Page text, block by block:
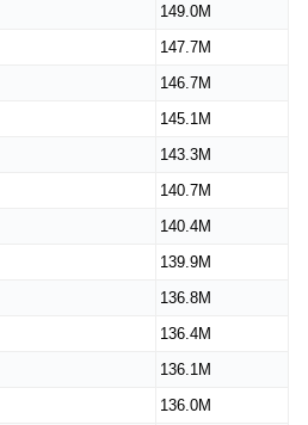
149.0M
147.7M
146.7M
145.1M
143.3M
140.7M
140.4M
139.9M
136.8M
136.4M
136.1M
136.0M